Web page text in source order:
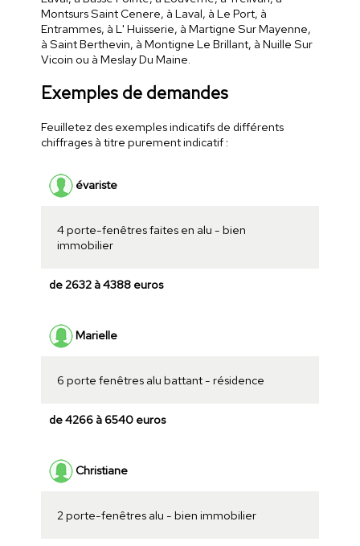
Montsurs Saint Cenere, à Laval, à Le Port, à
Entrammes, à L' Huisserie, à Martigne Sur Mayenne,
à Saint Berthevin, à Montigne Le Brillant, à Nuille Sur
Vicoin ou à Meslay Du Maine.
Exemples de demandes
Feuilletez des exemples indicatifs de différents
chiffrages à titre purement indicatif :
évariste
4 porte-fenêtres faites en alu - bien
immobilier
de 2632 à 4388 euros
Marielle
6 porte fenêtres alu battant - résidence
de 4266 à 6540 euros
Christiane
2 porte-fenêtres alu - bien immobilier